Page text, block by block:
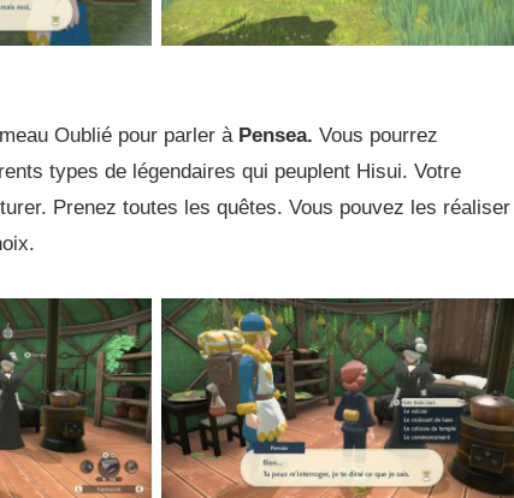
Oublié pour parler à Pensea. Vous pourrez
types de légendaires qui peuplent Hisui. Votre
Prenez toutes les quêtes. Vous pouvez les réaliser